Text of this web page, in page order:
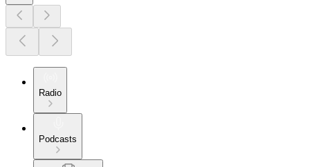
Radio
Podcasts